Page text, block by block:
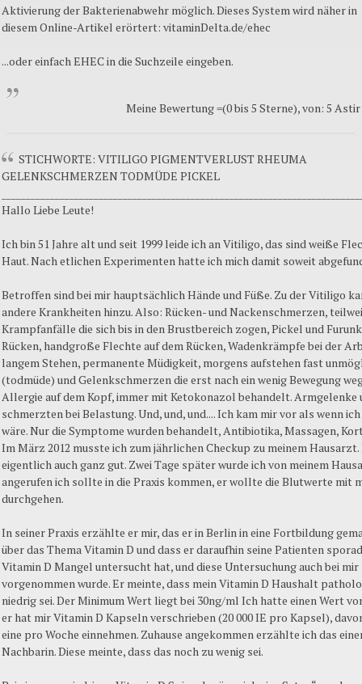
Aktivierung der Bakterienabwehr möglich. Dieses System wird näher in
diesem Online-Artikel erörtert: vitaminDelta.de/ehec
...oder einfach EHEC in die Suchzeile eingeben.
Meine Bewertung =(0 bis 5 Sterne), von: 5 Astir
STICHWORTE: VITILIGO PIGMENTVERLUST RHEUMA
GELENKSCHMERZEN TODMÜDE PICKEL
Hallo Liebe Leute!
Ich bin 51 Jahre alt und seit 1999 leide ich an Vitiligo, das sind weiße
Haut. Nach etlichen Experimenten hatte ich mich damit soweit
Betroffen sind bei mir hauptsächlich Hände und Füße. Zu der Vitiligo
andere Krankheiten hinzu. Also: Rücken- und Nackenschmerzen,
Krampfanfälle die sich bis in den Brustbereich zogen, Pickel und
Rücken, handgroße Flechte auf dem Rücken, Wadenkrämpfe bei der
langem Stehen, permanente Müdigkeit, morgens aufstehen fast
(todmüde) und Gelenkschmerzen die erst nach ein wenig Bewegung
Allergie auf dem Kopf, immer mit Ketokonazol behandelt. Armgelenke
schmerzten bei Belastung. Und, und, und.... Ich kam mir vor als wenn
wäre. Nur die Symptome wurden behandelt, Antibiotika, Massagen,
Im März 2012 musste ich zum jährlichen Checkup zu meinem
eigentlich auch ganz gut. Zwei Tage später wurde ich von meinem
angerufen ich sollte in die Praxis kommen, er wollte die Blutwerte mit
durchgehen.
In seiner Praxis erzählte er mir, das er in Berlin in eine Fortbildung
über das Thema Vitamin D und dass er daraufhin seine Patienten
Vitamin D Mangel untersucht hat, und diese Untersuchung auch bei mir
vorgenommen wurde. Er meinte, dass mein Vitamin D Haushalt
niedrig sei. Der Minimum Wert liegt bei 30ng/ml Ich hatte einen Wert
er hat mir Vitamin D Kapseln verschrieben (20 000 IE pro Kapsel),
eine pro Woche einnehmen. Zuhause angekommen erzählte ich das
Nachbarin. Diese meinte, dass das noch zu wenig sei.